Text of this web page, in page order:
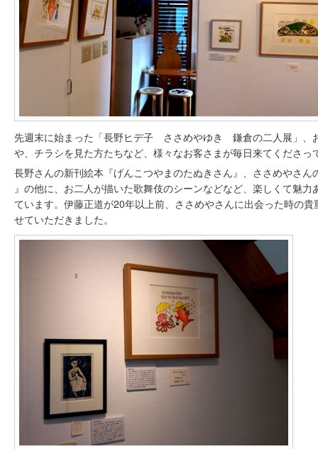
先週末に始まった「長野ヒデ子 ささめやゆき 鎌倉の二人展」、
や、チラシを見た方たちなど、様々なお客さまが毎日来てくださっ
長野さんの新刊絵本『げんこつやまのたぬきさん』、ささめやさん
』の他に、お二人が描いた歌舞伎のシーンなどなど、楽しくて魅
ています。伊藤正道が20年以上前、ささめやさんに出会った時の
せていただきました。